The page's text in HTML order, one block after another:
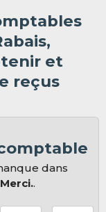
et
reçus
dans
.